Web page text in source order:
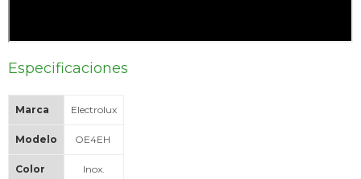
Especificaciones
Marca Electrolux
Modelo OE4EH
Color Inox.